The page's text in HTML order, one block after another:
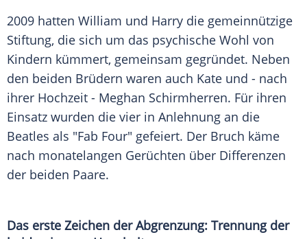
2009 hatten William und Harry die gemeinnützige
Stiftung, die sich um das psychische Wohl von
Kindern kümmert, gemeinsam gegründet. Neben
den beiden Brüdern waren auch Kate und - nach
ihrer Hochzeit - Meghan Schirmherren. Für ihren
Einsatz wurden die vier in Anlehnung an die
Beatles als "Fab Four" gefeiert. Der Bruch käme
nach monatelangen Gerüchten über Differenzen
der beiden Paare.
Das erste Zeichen der Abgrenzung: Trennung der